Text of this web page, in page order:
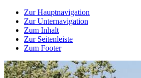
Zur Hauptnavigation
Zur Unternavigation
Zum Inhalt
Zur Seitenleiste
Zum Footer